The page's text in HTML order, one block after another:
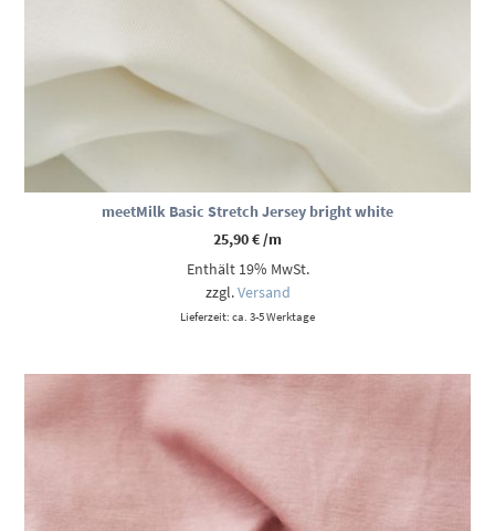
meetMilk Basic Stretch Jersey bright white
25,90€/m
Enthält 19% MwSt.
zzgl.Versand
Lieferzeit: ca. 3-5 Werktage